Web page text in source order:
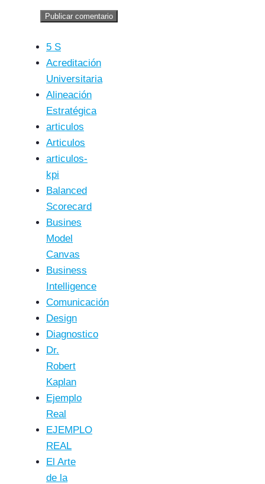
5 S
Acreditación
Universitaria
Alineación
Estratégica
articulos
Articulos
articulos-
kpi
Balanced
Scorecard
Busines
Model
Canvas
Business
Intelligence
Comunicación
Design
Diagnostico
Dr.
Robert
Kaplan
Ejemplo
Real
EJEMPLO
REAL
El Arte
de la